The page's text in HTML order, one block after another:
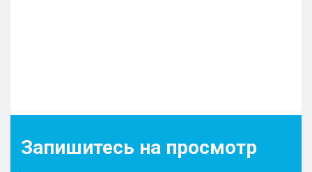
Запишитесь на просмотр